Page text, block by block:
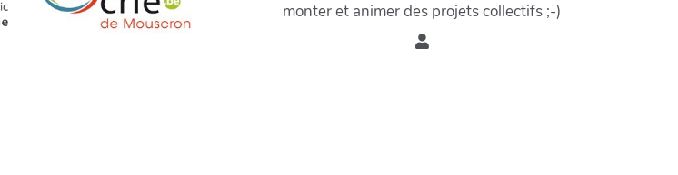
monter et animer des projets collectifs ;-)